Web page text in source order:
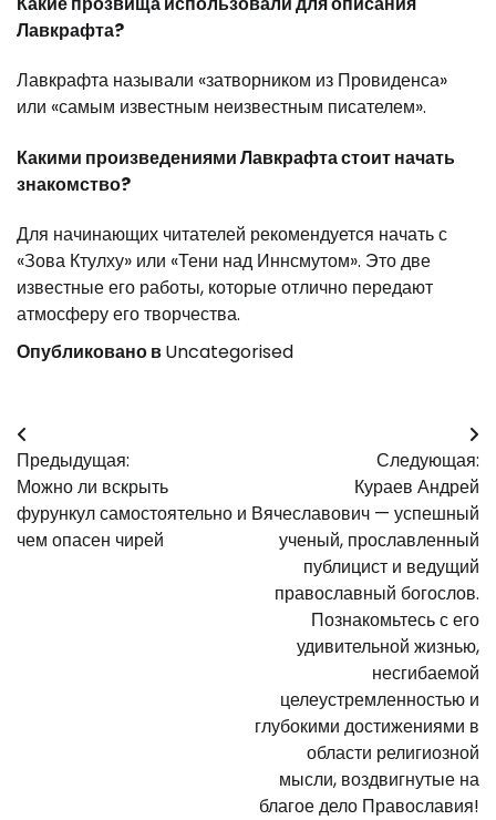
Лавкрафта?
Лавкрафта называли «затворником из Провиденса»
или «самым известным неизвестным писателем».
Какими произведениями Лавкрафта стоит начать
знакомство?
Для начинающих читателей рекомендуется начать с
«Зова Ктулху» или «Тени над Иннсмутом». Это две
известные его работы, которые отлично передают
атмосферу его творчества.
Опубликовано вUncategorised
Навигация
по
записям
Предыдущая:
Можно ли вскрыть
фурункул самостоятельно и
чем опасен чирей
Следующая:
Кураев Андрей
Вячеславович — успешный
ученый, прославленный
публицист и ведущий
православный богослов.
Познакомьтесь с его
удивительной жизнью,
несгибаемой
целеустремленностью и
глубокими достижениями в
области религиозной
мысли, воздвигнутые на
благое дело Православия!